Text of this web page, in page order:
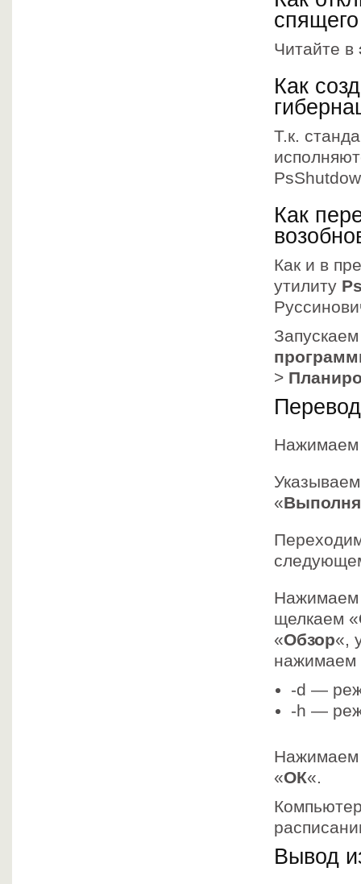
Читайте в
Как
Т.к.
Как
Как и в
утилиту
>
«
щелкаем «
«Обзор«,
нажимаем
-d —
-h —
«ОК«.
Вывод